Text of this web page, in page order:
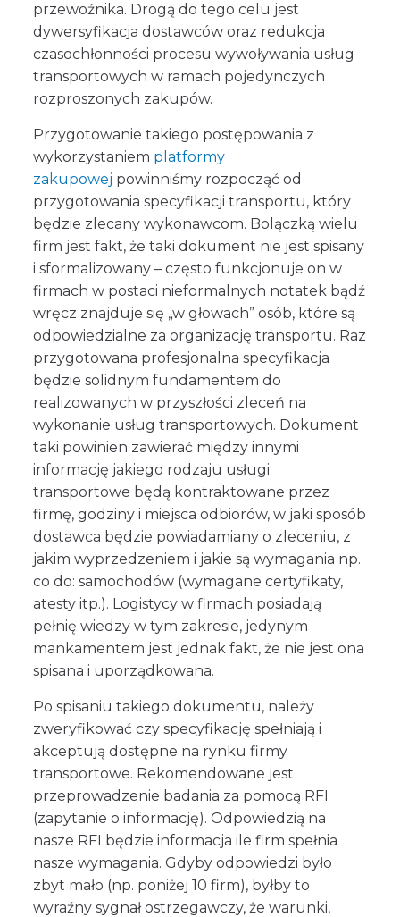
przewoźnika. Drogą do tego celu jest
dywersyfikacja dostawców oraz redukcja
czasochłonności procesu wywoływania usług
transportowych w ramach pojedynczych
rozproszonych zakupów.
Przygotowanie takiego postępowania z
wykorzystaniem platformy
zakupowej powinniśmy rozpocząć od
przygotowania specyfikacji transportu, który
będzie zlecany wykonawcom. Bolączką wielu
firm jest fakt, że taki dokument nie jest spisany
i sformalizowany – często funkcjonuje on w
firmach w postaci nieformalnych notatek bądź
wręcz znajduje się „w głowach” osób, które są
odpowiedzialne za organizację transportu. Raz
przygotowana profesjonalna specyfikacja
będzie solidnym fundamentem do
realizowanych w przyszłości zleceń na
wykonanie usług transportowych. Dokument
taki powinien zawierać między innymi
informację jakiego rodzaju usługi
transportowe będą kontraktowane przez
firmę, godziny i miejsca odbiorów, w jaki sposób
dostawca będzie powiadamiany o zleceniu, z
jakim wyprzedzeniem i jakie są wymagania np.
co do: samochodów (wymagane certyfikaty,
atesty itp.). Logistycy w firmach posiadają
pełnię wiedzy w tym zakresie, jedynym
mankamentem jest jednak fakt, że nie jest ona
spisana i uporządkowana.
Po spisaniu takiego dokumentu, należy
zweryfikować czy specyfikację spełniają i
akceptują dostępne na rynku firmy
transportowe. Rekomendowane jest
przeprowadzenie badania za pomocą RFI
(zapytanie o informację). Odpowiedzią na
nasze RFI będzie informacja ile firm spełnia
nasze wymagania. Gdyby odpowiedzi było
zbyt mało (np. poniżej 10 firm), byłby to
wyraźny sygnał ostrzegawczy, że warunki,